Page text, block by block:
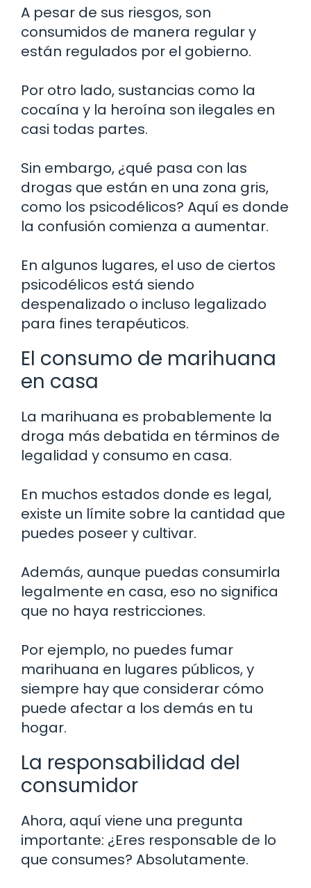
A pesar de sus riesgos, son
consumidos de manera regular y
están regulados por el gobierno.
Por otro lado, sustancias como la
cocaína y la heroína son ilegales en
casi todas partes.
Sin embargo, ¿qué pasa con las
drogas que están en una zona gris,
como los psicodélicos? Aquí es donde
la confusión comienza a aumentar.
En algunos lugares, el uso de ciertos
psicodélicos está siendo
despenalizado o incluso legalizado
para fines terapéuticos.
El consumo de marihuana
en casa
La marihuana es probablemente la
droga más debatida en términos de
legalidad y consumo en casa.
En muchos estados donde es legal,
existe un límite sobre la cantidad que
puedes poseer y cultivar.
Además, aunque puedas consumirla
legalmente en casa, eso no significa
que no haya restricciones.
Por ejemplo, no puedes fumar
marihuana en lugares públicos, y
siempre hay que considerar cómo
puede afectar a los demás en tu
hogar.
La responsabilidad del
consumidor
Ahora, aquí viene una pregunta
importante: ¿Eres responsable de lo
que consumes? Absolutamente.